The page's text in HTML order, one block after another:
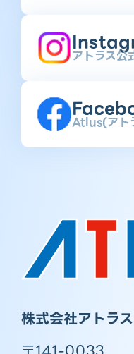
アトラス公
Atlus(アト
株式会社アトラス